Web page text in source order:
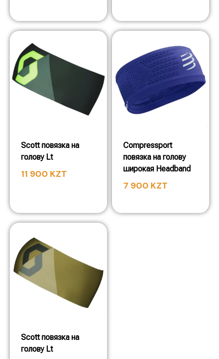
Scott повязка на
голову Lt
11 900 KZT
Compressport
повязка на голову
широкая Headband
7 900 KZT
Scott повязка на
голову Lt